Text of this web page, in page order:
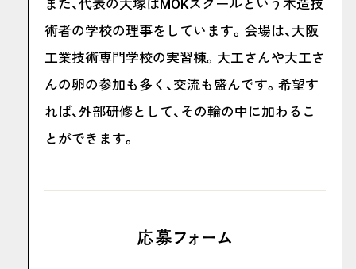
また、代表の大塚はMOKスクールという木造技
術者の学校の理事をしています。会場は、大阪
工業技術専門学校の実習棟。大工さんや大工さ
んの卵の参加も多く、交流も盛んです。希望す
れば、外部研修として、その輪の中に加わるこ
とができます。
応募フォーム